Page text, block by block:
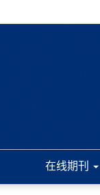
在线期刊